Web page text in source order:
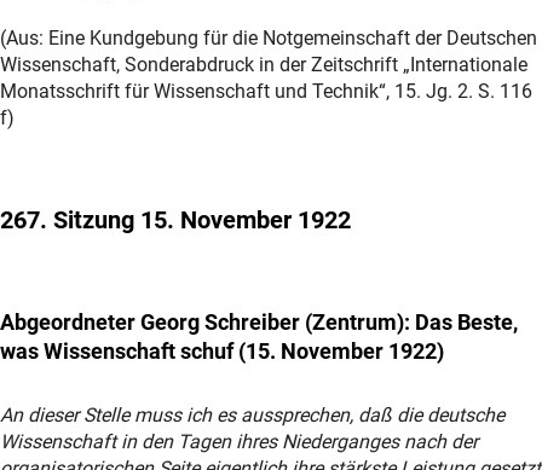
(Aus: Eine Kundgebung für die Notgemeinschaft der Deutschen
Wissenschaft, Sonderabdruck in der Zeitschrift „Internationale
Monatsschrift für Wissenschaft und Technik“, 15. Jg. 2. S. 116
f)
267. Sitzung 15. November 1922
Abgeordneter Georg Schreiber (Zentrum): Das Beste,
was Wissenschaft schuf (15. November 1922)
An dieser Stelle muss ich es aussprechen, daß die deutsche
Wissenschaft in den Tagen ihres Niederganges nach der